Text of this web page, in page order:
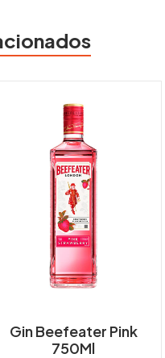
Gin Beefeater Pink
750Ml